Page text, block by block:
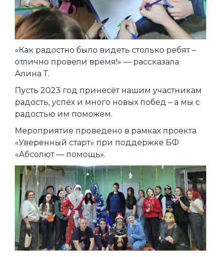
«Как радостно было видеть столько ребят –
отлично провели время!» — рассказала
Алина Т.
Пусть 2023 год принесёт нашим участникам
радость, успех и много новых побед – а мы с
радостью им поможем.
Мероприятие проведено в рамках проекта
«Уверенный старт» при поддержке БФ
«Абсолют — помощь».